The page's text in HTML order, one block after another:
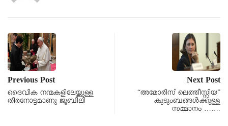
Previous Post
ദൈവിക നന്മകളിലേയ്ക്കുള്ള
തിരനോട്ടമാണു ജൂബിലി
Next Post
“അമോരിസ് ലെത്തീസ്സിയ”
കുടുംബങ്ങൾക്കുള്ള
സമ്മാനം …….